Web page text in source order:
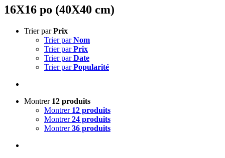
16X16 po (40X40 cm)
Trier parPrix
Trier parNom
Trier parPrix
Trier parDate
Trier parPopularité
Montrer 12 produits
Montrer 12 produits
Montrer24 produits
Montrer36 produits